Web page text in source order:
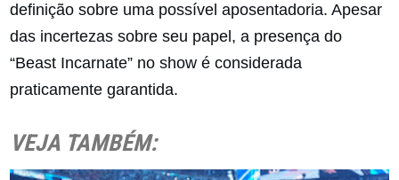
definição sobre uma possível aposentadoria. Apesar
das incertezas sobre seu papel, a presença do
“Beast Incarnate” no show é considerada
praticamente garantida.
VEJA TAMBÉM: